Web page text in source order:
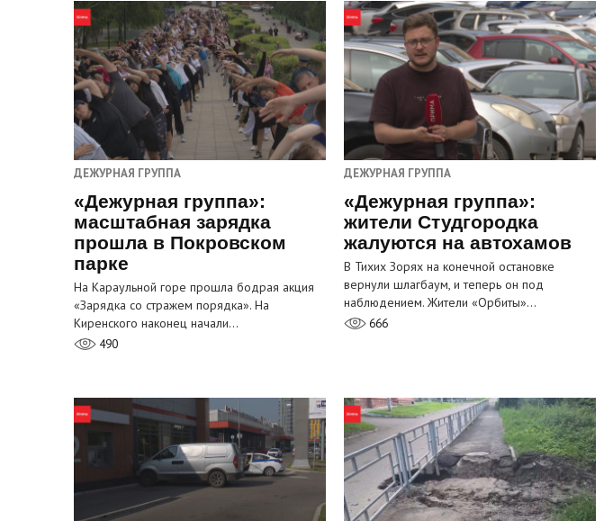
ДЕЖУРНАЯ ГРУППА
«Дежурная группа»:
масштабная зарядка
прошла в Покровском
парке
На Караульной горе прошла бодрая акция
«Зарядка со стражем порядка». На
Киренского наконец начали…
490
ДЕЖУРНАЯ ГРУППА
«Дежурная группа»:
жители Студгородка
жалуются на автохамов
В Тихих Зорях на конечной остановке
вернули шлагбаум, и теперь он под
наблюдением. Жители «Орбиты»…
666